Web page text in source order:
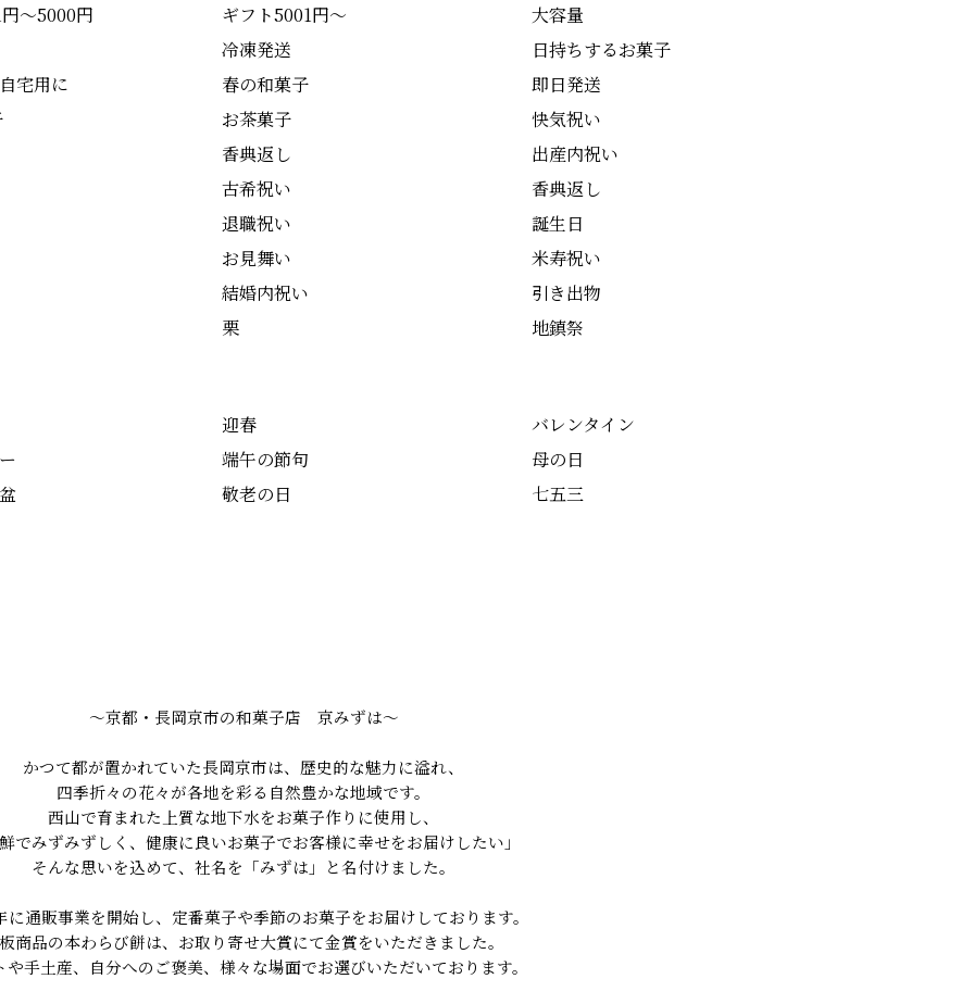
～5000円
ギフト5001円～
大容量
冷凍発送
日持ちするお菓子
宅用に
春の和菓子
即日発送
お茶菓子
快気祝い
香典返し
出産内祝い
古希祝い
香典返し
退職祝い
誕生日
お見舞い
米寿祝い
結婚内祝い
引き出物
栗
地鎮祭
迎春
バレンタイン
端午の節句
母の日
敬老の日 七五三
～京都・長岡京市の和菓子店 京みずは～
かつて都が置かれていた長岡京市は、歴史的な魅力に溢れ、
四季折々の花々が各地を彩る自然豊かな地域です。
西山で育まれた上質な地下水をお菓子作りに使用し、
でみずみずしく、健康に良いお菓子でお客様に幸せをお届けしたい」
そんな思いを込めて、社名を「みずは」と名付けました。
に通販事業を開始し、定番菓子や季節のお菓子をお届けしております。
商品の本わらび餅は、お取り寄せ大賞にて金賞をいただきました。
や手土産、自分へのご褒美、様々な場面でお選びいただいております。